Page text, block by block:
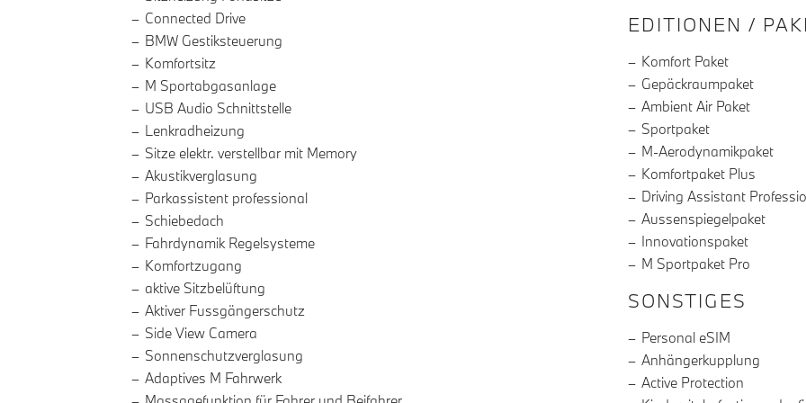
Connected Drive
BMW Gestiksteuerung
Komfortsitz
M Sportabgasanlage
USB Audio Schnittstelle
Lenkradheizung
Sitze elektr. verstellbar mit Memory
Akustikverglasung
Parkassistent professional
Schiebedach
Fahrdynamik Regelsysteme
Komfortzugang
aktive Sitzbelüftung
Aktiver Fussgängerschutz
Side View Camera
Sonnenschutzverglasung
Adaptives M Fahrwerk
EDITIONEN /
Komfort Paket
Gepäckraumpaket
Ambient Air Paket
Sportpaket
M-Aerodynamikpaket
Komfortpaket Plus
Driving Assistant
Aussenspiegelpaket
Innovationspaket
M Sportpaket Pro
SONSTIGES
Personal eSIM
Anhängerkupplung
Active Protection